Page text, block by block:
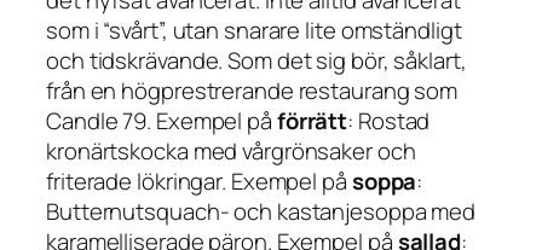
som i “svårt”, utan snarare lite omständligt
och tidskrävande. Som det sig bör, såklart,
från en högprestrerande restaurang som
Candle 79. Exempel påförrätt: Rostad
kronärtskocka med vårgrönsaker och
friterade lökringar. Exempel påsoppa:
Butternutsquach- och kastanjesoppa med
karamelliserade päron. Exempel påsallad: